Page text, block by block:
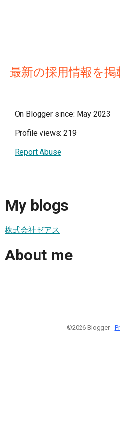
最新の採用情報を
On Blogger since: May 2023
Profile views: 219
Report Abuse
My blogs
株式会社ゼアス
About me
©2026 Blogger -